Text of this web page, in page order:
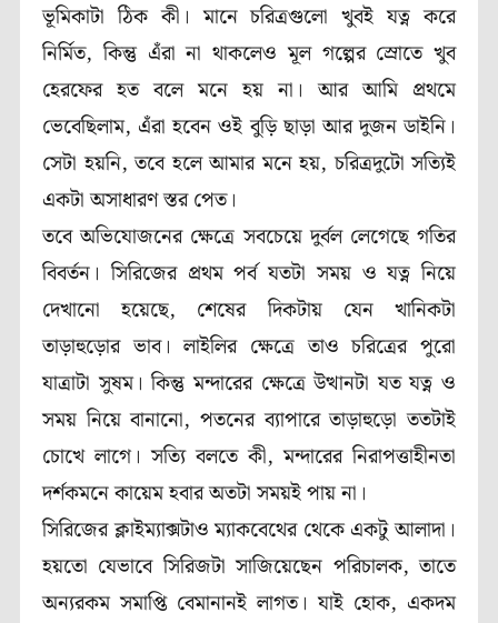
ভূমিকাটা ঠিক কী। মানে চরিত্রগুলো খুবই যত্ন করে
নির্মিত, কিন্তু এঁরা না থাকলেও মূল গল্পের স্রোতে খুব
হেরফের হত বলে মনে হয় না। আর আমি প্রথমে
ভেবেছিলাম, এঁরা হবেন ওই বুড়ি ছাড়া আর দুজন ডাইনি।
সেটা হয়নি, তবে হলে আমার মনে হয়, চরিত্রদুটো সত্যিই
একটা অসাধারণ স্তর পেত।
তবে অভিযোজনের ক্ষেত্রে সবচেয়ে দুর্বল লেগেছে গতির
বিবর্তন। সিরিজের প্রথম পর্ব যতটা সময় ও যত্ন নিয়ে
দেখানো হয়েছে, শেষের দিকটায় যেন খানিকটা
তাড়াহুড়োর ভাব। লাইলির ক্ষেত্রে তাও চরিত্রের পুরো
যাত্রাটা সুষম। কিন্তু মন্দারের ক্ষেত্রে উত্থানটা যত যত্ন ও
সময় নিয়ে বানানো, পতনের ব্যাপারে তাড়াহুড়ো ততটাই
চোখে লাগে। সত্যি বলতে কী, মন্দারের নিরাপত্তাহীনতা
দর্শকমনে কায়েম হবার অতটা সময়ই পায় না।
সিরিজের ক্লাইম্যাক্সটাও ম্যাকবেথের থেকে একটু আলাদা।
হয়তো যেভাবে সিরিজটা সাজিয়েছেন পরিচালক, তাতে
অন্যরকম সমাপ্তি বেমানানই লাগত। যাই হোক, একদম